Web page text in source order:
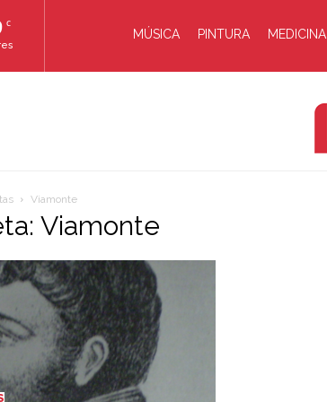
C
MÚSICA PINTURA MEDICINA
Viamonte
Viamonte